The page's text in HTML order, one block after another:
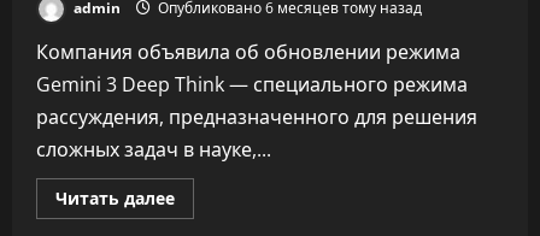
admin Опубликовано 6 месяцев тому назад
Компания объявила об обновлении режима
Gemini 3 Deep Think — специального режима
рассуждения, предназначенного для решения
сложных задач в науке,...
Читать далееПрочитать
больше